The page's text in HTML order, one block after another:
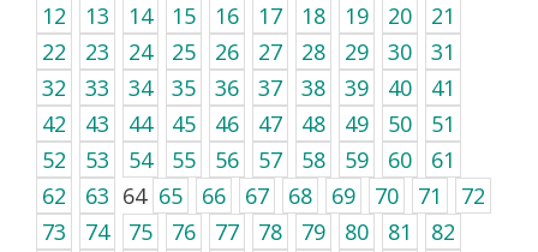
12
13 14 15 16 17 18 19 20
21
22
23 24 25 26 27 28 29 30
31
32
33 34 35 36 37 38 39 40
41
42
43 44 45 46 47 48 49 50
51
52
53 54 55 56 57 58 59 60
61
62
63 64 65 66 67 68 69 70 71
72
73
74 75 76 77 78 79 80 81
82